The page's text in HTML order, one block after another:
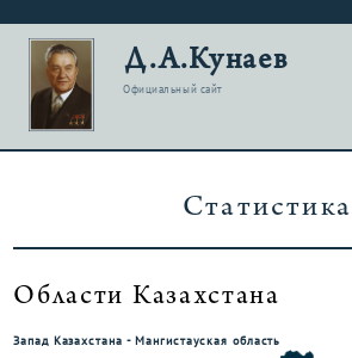
Д.А.Кунаев
Официальный сайт
Статистика
Области Казахстана
Запад Казахстана - Мангистауская область